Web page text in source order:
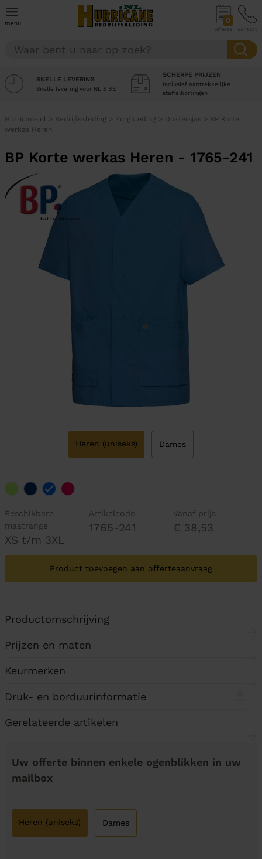
menu 0
offerte contact
SNELLE LEVERING
Snelle levering voor NL & BE
SCHERPE PRIJZEN
Inclusief aantrekkelijke
staffelkortingen
Hurricane.nl > Bedrijfskleding > Zorgkleding > Doktersjas > BP Korte
werkas Heren
BP Korte werkas Heren - 1765-241
Heren (uniseks) Dames
Beschikbare
maatrange
XS t/m 3XL
Artikelcode
1765-241
Vanaf prijs
€ 38,53
Product toevoegen aan offerteaanvraag
Productomschrijving
Prijzen en maten
Keurmerken
Druk- en borduurinformatie
Gerelateerde artikelen
Uw offerte binnen enkele ogenblikken in uw
mailbox
Heren (uniseks) Dames